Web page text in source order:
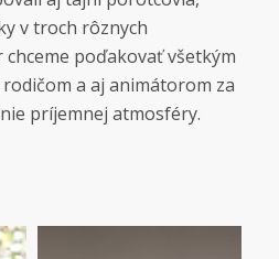
v troch rôznych
poďakovať všetkým
a aj animátorom za
príjemnej atmosféry.